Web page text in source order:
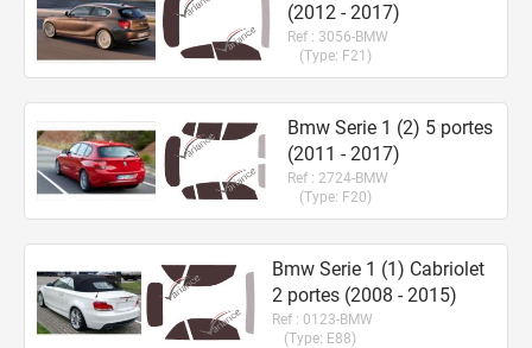
(2012 - 2017)
Ref : 3056-BMW
(Type: F21 )
Bmw Serie 1 (2) 5 portes
(2011 - 2017)
Ref : 2724-BMW
(Type: F20)
Bmw Serie 1 (1) Cabriolet
2 portes(2008 - 2015)
Ref : 0123-BMW
(Type: E88)